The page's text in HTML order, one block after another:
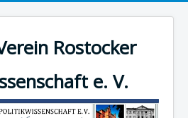
Rostocker
e. V.